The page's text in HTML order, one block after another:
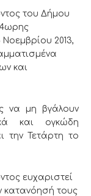
του Δήμου
2013,
και
να μη βγάλουν
και ογκώδη
την Τετάρτη το
ευχαριστεί
κατανόησή τους